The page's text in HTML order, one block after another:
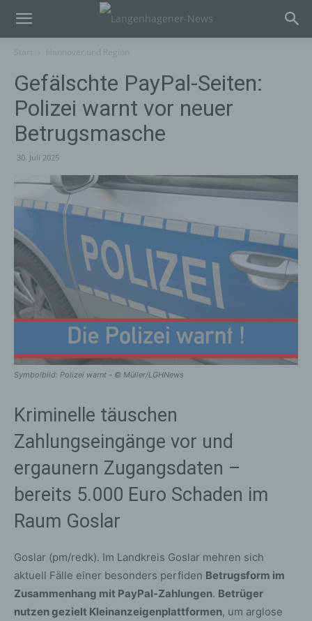
Gefälschte PayPal-Seiten:
Polizei warnt vor neuer
Betrugsmasche
30. Juli 2025
Symbolbild: Polizei warnt - © Müller/LGHNews
Kriminelle täuschen
Zahlungseingänge vor und
ergaunern Zugangsdaten –
bereits 5.000 Euro Schaden im
Raum Goslar
Goslar (pm/redk). Im Landkreis Goslar mehren sich
aktuell Fälle einer besonders perfiden Betrugsform im
Zusammenhang mit PayPal-Zahlungen. Betrüger
nutzen gezielt Kleinanzeigenplattformen, um arglose